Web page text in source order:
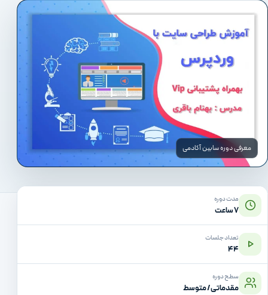
معرفی دوره سابین آکادمی
مدت دوره
۷ ساعت
تعداد جلسات
۴۴
سطح دوره
مقدماتی / متوسط